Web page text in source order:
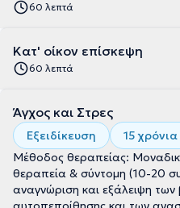
60 λεπτά
Κατ' οίκον επίσκεψη
60 λεπτά
Άγχος και Στρες
Εξειδίκευση
15
Μέθοδος θεραπείας:
θεραπεία & σύντομη (10-20
αναγνώριση και εξάλειψη